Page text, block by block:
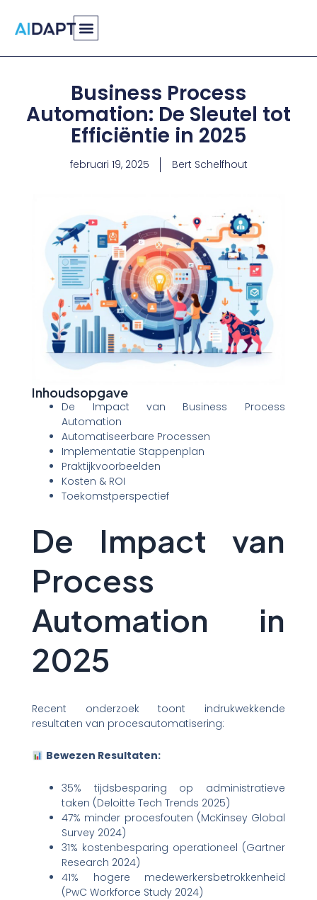
naar
Business Process
Automation: De Sleutel tot
Efficiëntie in 2025
februari 19, 2025 Bert Schelfhout
Inhoudsopgave
De Impact van Business Process
Automation
Automatiseerbare Processen
Implementatie Stappenplan
Praktijkvoorbeelden
Kosten & ROI
Toekomstperspectief
De Impact van
Process
Automation in
2025
Recent onderzoek toont indrukwekkende
resultaten van procesautomatisering:
Bewezen Resultaten:
35% tijdsbesparing op administratieve
taken (Deloitte Tech Trends 2025)
47% minder procesfouten (McKinsey Global
Survey 2024)
31% kostenbesparing operationeel (Gartner
Research 2024)
41% hogere medewerkersbetrokkenheid
(PwC Workforce Study 2024)